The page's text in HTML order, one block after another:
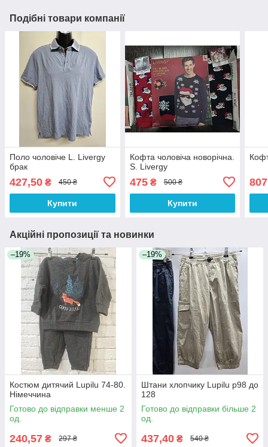
Подібні товари компанії
Поло чоловіче L. Livergy
брак
427,50 ₴ 450 ₴
Купити
Кофта чоловіча новорічна.
S. Livergy
475₴ 500 ₴
Купити
Акційні пропозиції та новинки
–19%
Костюм дитячий Lupilu 74-80.
Німеччина
Готово до відправки менше 2
од.
240,57 ₴ 297 ₴
–19%
Штани хлопчику Lupilu р98 до
128
Готово до відправки більше 2
од.
437,40 ₴ 540 ₴